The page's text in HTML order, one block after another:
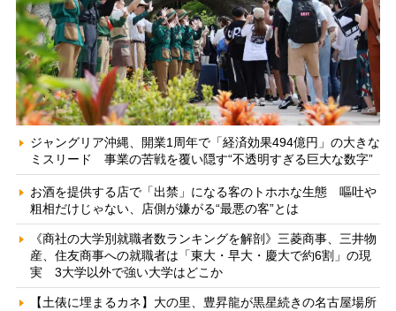
ジャングリア沖縄、開業1周年で「経済効果494億円」の大きな
ミスリード 事業の苦戦を覆い隠す“不透明すぎる巨大な数字”
お酒を提供する店で「出禁」になる客のトホホな生態 嘔吐や
粗相だけじゃない、店側が嫌がる“最悪の客”とは
《商社の大学別就職者数ランキングを解剖》三菱商事、三井物
産、住友商事への就職者は「東大・早大・慶大で約6割」の現
実 3大学以外で強い大学はどこか
【土俵に埋まるカネ】大の里、豊昇龍が黒星続きの名古屋場所